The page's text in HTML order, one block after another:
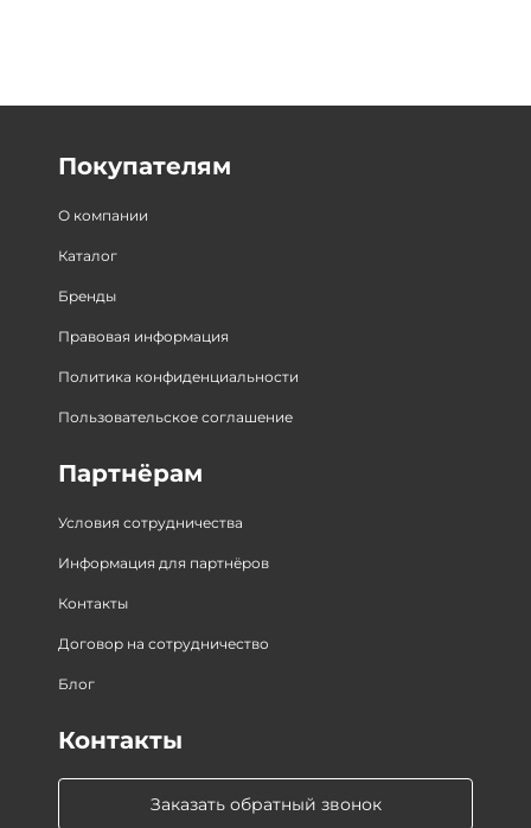
Покупателям
О компании
Каталог
Бренды
Правовая информация
Политика конфиденциальности
Пользовательское соглашение
Партнёрам
Условия сотрудничества
Информация для партнёров
Контакты
Договор на сотрудничество
Блог
Заказать обратный звонок
Контакты